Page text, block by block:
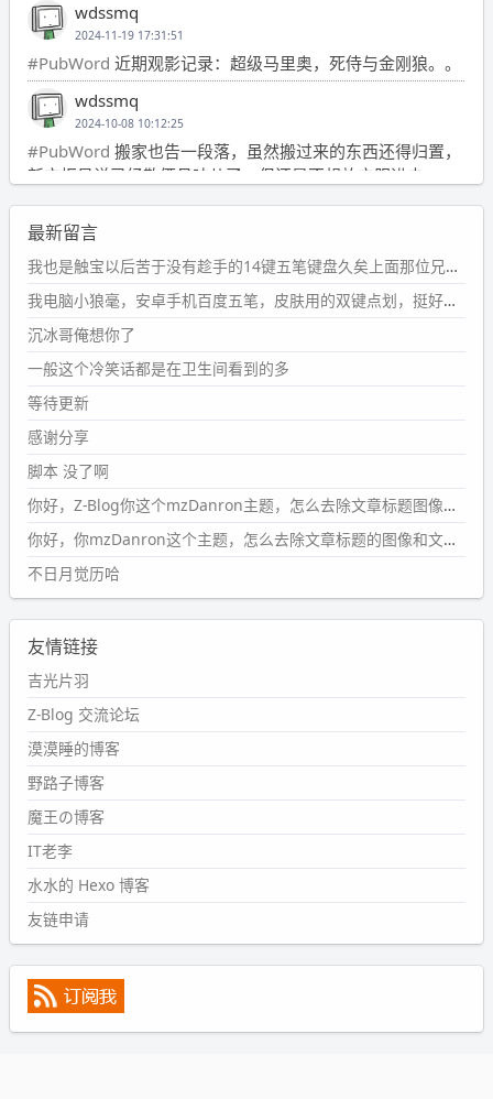
wdssmq
2024-11-19 17:31:51
#PubWord 近期观影记录：超级马里奥，死侍与金刚狼。。
wdssmq
2024-10-08 10:12:25
#PubWord 搬家也告一段落，虽然搬过来的东西还得归置，
新衣柜虽说已经散俩月味儿了，但还是不想放衣服进去。
wdssmq
2024-09-23 21:00:49
#PubWord要不我每年汇总整理一次？？碎雨集_沉冰浮水_
第1页https://www.wdssmq.com/tag/%E7%A2%8E%E9%9
B%A8%E9%9B%86/
wdssmq
2024-09-23 20:58:40
#PubWord
条嘟？？？？
wdssmq
2024-09-15 10:32:07
#PubWordVSCode 内 git 操作卡住的时候没办法主动取消
一直是个痛点，一般都是推送或拉取，今天连提交都卡
了。。
wdssmq
2024-09-11 08:45:43
#PubWord
然后天凉了，为了应对踢被子买了睡袋，不知道 1.2 米会不
会略窄。。
wdssmq
2024-09-09 19:43:00
#PubWord
表，21 年 11 月底发现 B 站上线了这部，直到前几天才看
完，还是分两次看的。。接下来有五项是 2019 年的，都是
电影 —— 略长的待办列表。。
最新留言
我也是触宝以后苦于没有趁手的14键五笔键盘久矣上面那位兄台用的百度双键点划布局我也用过很久，那个皮肤做得很粗糙，个别键位的触发区域是错位的，快速打字时很容易出错，修改它的皮肤文件校正后勉强能用，但早年出的皮肤分辨率太低，实在谈不上美观。百度小米定制版的商店里有一个"小黑板"皮肤还不错(百度官方输入法商店里没有)，但那个风格我不喜欢这两天找到了一个叫"森林集"的公众号，开发了海量的皮肤，很多都有14键版本，付费但很便宜，几块钱，终于有自己满意的输入法了搜了一下，这个工作室还是百度的官方合作伙伴，不知道为什么14键作品都不在官方商店上架，难道是百度官方在刻意放弃14键？
我电脑小狼毫，安卓手机百度五笔，皮肤用的双键点划，挺好的。
沉冰哥俺想你了
一般这个冷笑话都是在卫生间看到的多
等待更新
感谢分享
脚本 没了啊
你好，Z-Blog你这个mzDanron主题，怎么去除文章标题图像和文章摘要，仅显示标题，感谢回复！
你好，你mzDanron这个主题，怎么去除文章标题的图像和文章摘要！仅显示标题，感谢回复解决！
不日月觉历哈
友情链接
吉光片羽
Z-Blog 交流论坛
漠漠睡的博客
野路子博客
魔王の博客
IT老李
水水的 Hexo 博客
友链申请